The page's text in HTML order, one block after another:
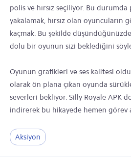
polis ve hırsız seçiliyor. Bu durumda
yakalamak, hırsız olan oyuncuların
kaçmak. Bu şekilde
dolu bir oyunun sizi beklediğini
Oyunun grafikleri ve ses kalitesi
olarak ön plana çıkan oyunda
severleri bekliyor. Silly Royale APK
indirerek bu hikayede hemen görev
Aksiyon